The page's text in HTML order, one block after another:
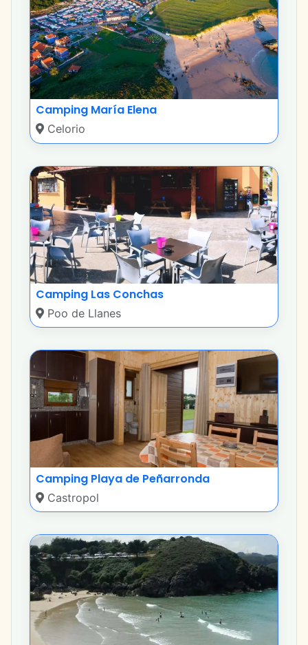
Camping María Elena
Celorio
Camping Las Conchas
Poo de Llanes
Camping Playa de Peñarronda
Castropol